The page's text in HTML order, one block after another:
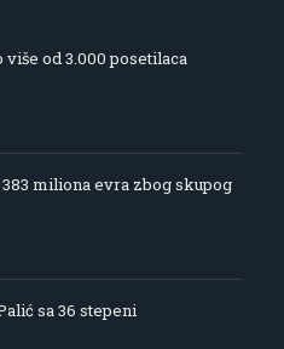
od 3.000 posetilaca
miliona evra zbog skupog
sa 36 stepeni